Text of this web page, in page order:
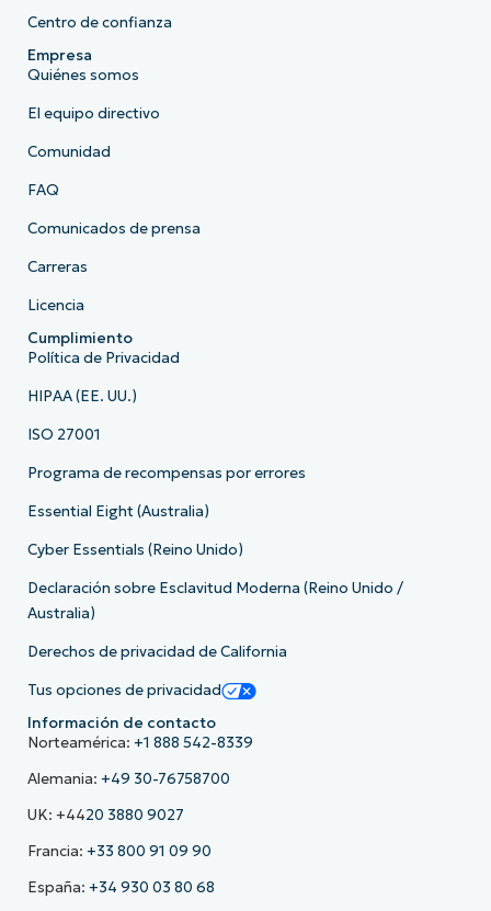
Centro de confianza
Empresa
Quiénes somos
El equipo directivo
Comunidad
FAQ
Comunicados de prensa
Carreras
Licencia
Cumplimiento
Política de Privacidad
HIPAA (EE. UU.)
ISO 27001
Programa de recompensas por errores
Essential Eight (Australia)
Cyber Essentials (Reino Unido)
Declaración sobre Esclavitud Moderna (Reino Unido /
Australia)
Derechos de privacidad de California
Tus opciones de privacidad
Información de contacto
Norteamérica: +1 888 542-8339
Alemania: +49 30-76758700
UK: +4420 3880 9027
Francia: +33 800 91 09 90
España: +34 930 03 80 68